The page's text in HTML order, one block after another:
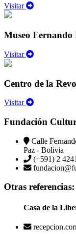
Visitar
Museo Fernando
Visitar
Centro de la
Visitar
Fundación
Calle
Paz - Bolivia
(+591) 2
Otras referencias:
Casa de la